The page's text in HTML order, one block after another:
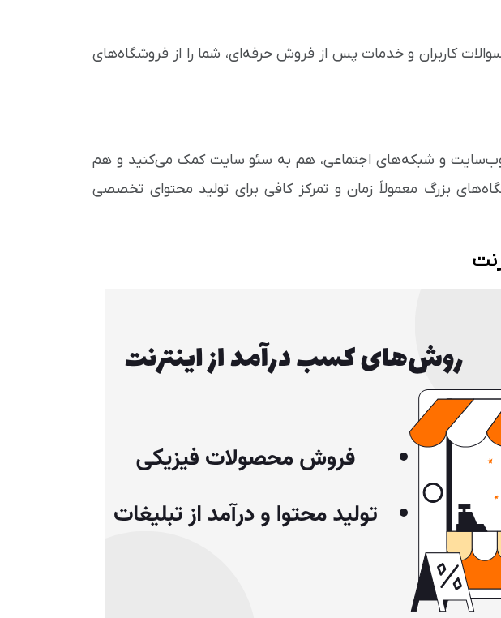
کاربران و خدمات پس از فروش حرفه‌ای، شما را از فروشگاه‌های
وب‌سایت و شبکه‌های اجتماعی، هم به سئو سایت کمک می‌کنید و هم
بزرگ معمولاً زمان و تمرکز کافی برای تولید محتوای تخصصی